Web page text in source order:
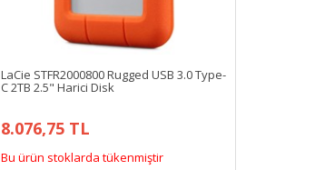
LaCie STFR2000800 Rugged USB 3.0 Type-
C 2TB 2.5" Harici Disk
8.076,75 TL
Bu ürün stoklarda tükenmiştir